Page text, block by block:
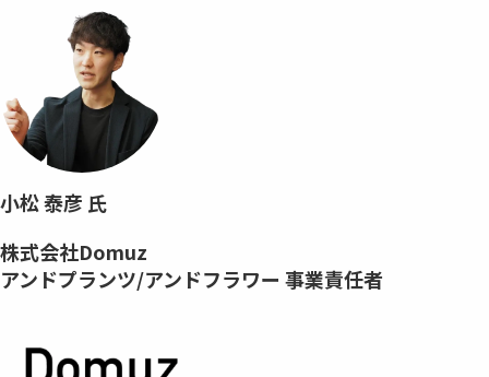
小松 泰彦 氏
株式会社Domuz
アンドプランツ/アンドフラワー 事業責任者